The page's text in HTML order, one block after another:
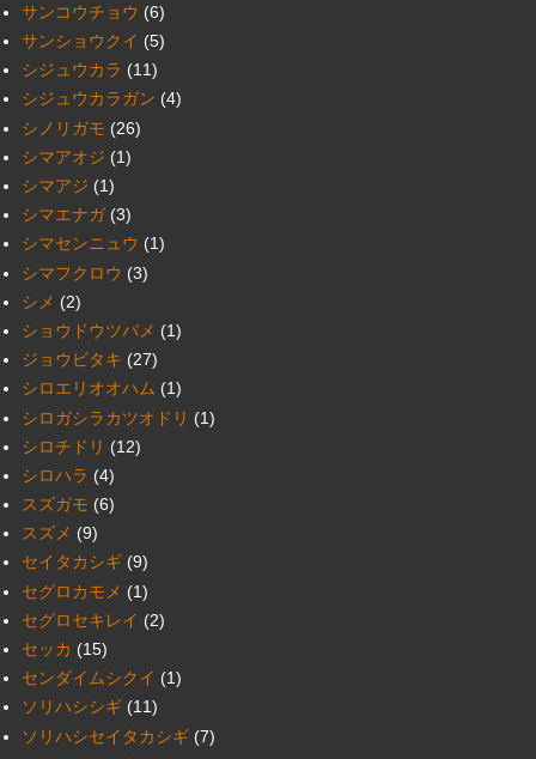
サンコウチョウ (6)
サンショウクイ (5)
シジュウカラ (11)
シジュウカラガン (4)
シノリガモ (26)
シマアオジ (1)
シマアジ (1)
シマエナガ (3)
シマセンニュウ (1)
シマフクロウ (3)
シメ (2)
ショウドウツバメ (1)
ジョウビタキ (27)
シロエリオオハム (1)
シロガシラカツオドリ (1)
シロチドリ (12)
シロハラ (4)
スズガモ (6)
スズメ (9)
セイタカシギ (9)
セグロカモメ (1)
セグロセキレイ (2)
セッカ (15)
センダイムシクイ (1)
ソリハシシギ (11)
ソリハシセイタカシギ (7)